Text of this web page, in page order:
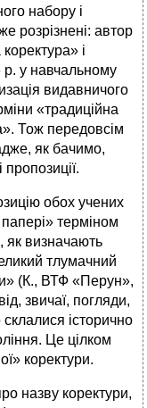
набору і
розрізнені: автор
і
у навчальному
ви­давничого
«традиційна
Тож передовсім
як бачи­мо,
пропозиції.
обох учених
терміном
як визначають
тлумачний
(К., ВТФ «Перун»,
звичаї, погляди,
історично
Це цілком
коректури.
назву коректури,